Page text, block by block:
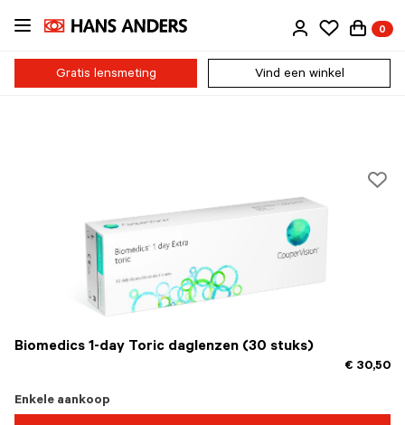
Ga
naar
inhoud
0
Gratis lensmeting Vind een winkel
Biomedics 1-day Toric daglenzen (30 stuks)
€ 30,50
Enkele aankoop